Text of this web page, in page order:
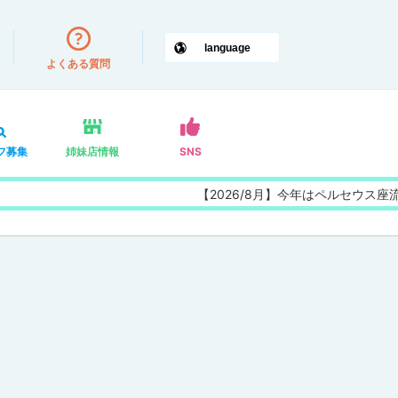
よくある質問
募集 姉妹店情報 SNS
【2026/8月】今年はペルセウス座